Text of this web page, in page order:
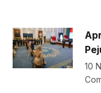
10